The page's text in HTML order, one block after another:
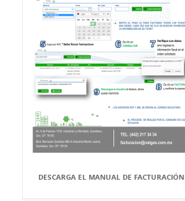
DESCARGA EL MANUAL DE FACTURACIÓN